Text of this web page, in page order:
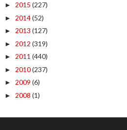
► 2015 (227)
► 2014(52)
► 2013 (127)
► 2012 (319)
► 2011 (440)
► 2010(237)
► 2009 (6)
► 2008 (1)